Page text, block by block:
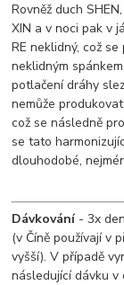
Rovněž duch
XIN a v noci pak v
RE neklidný, což
neklidným
potlačení dráhy
nemůže
což se následně
se tato
dlouhodobé,
Dávkování- 3x
(v Číně používají v
vyšší). V případě
následující dávku v